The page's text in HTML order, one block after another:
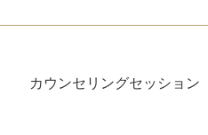
カウンセリングセッション